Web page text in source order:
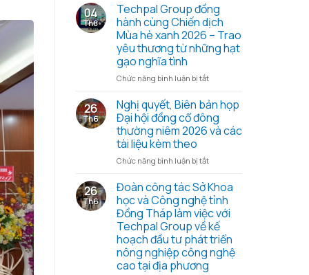
04
Th8
Techpal Group đồng
hành cùng Chiến dịch
Mùa hè xanh 2026 – Trao
yêu thương từ những hạt
gạo nghĩa tình
Chức năng bình luận bị tắtở
Group
đồng
hành
cùng
dịch
hè
xanh
2026
–
Trao
yêu
thương
từ
26
Th6
Nghị quyết, Biên bản họp
Đại hội đồng cổ đông
thường niêm 2026 và các
tài liệu kèm theo
Chức năng bình luận bị tắtở
quyết,
Biên
bản
họp
Đại
hội
đồng
cổ
26
Th6
Đoàn công tác Sở Khoa
học và Công nghệ tỉnh
Đồng Tháp làm việc với
Techpal Group về kế
hoạch đầu tư phát triển
nông nghiệp công nghệ
cao tại địa phương